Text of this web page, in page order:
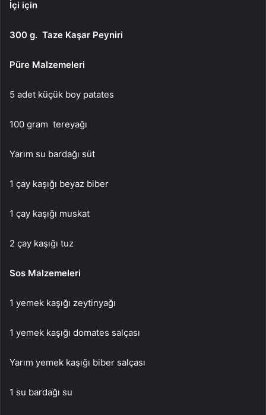
İçi için
300 g. Taze Kaşar Peyniri
Püre Malzemeleri
5 adet küçük boy patates
100 gram tereyağı
Yarım su bardağı süt
1 çay kaşığı beyaz biber
1 çay kaşığı muskat
2 çay kaşığı tuz
Sos Malzemeleri
1 yemek kaşığı zeytinyağı
1 yemek kaşığı domates salçası
Yarım yemek kaşığı biber salçası
1 su bardağı su